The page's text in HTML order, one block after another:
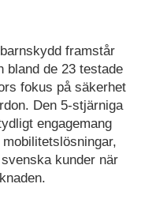
framstår
bland de 23 testade
fokus på säkerhet
Den 5-stjärniga
engagemang
kunder när